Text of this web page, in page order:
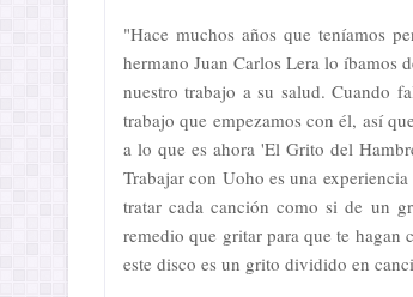
"Hace muchos años que teníamos
hermano Juan Carlos Lera lo íbamos
nuestro trabajo a su salud. Cuando
trabajo que empezamos con él, así
a lo que es ahora 'El Grito del
Trabajar con Uoho es una
tratar cada canción como si de un
remedio que gritar para que te hagan
este disco es un grito dividido en